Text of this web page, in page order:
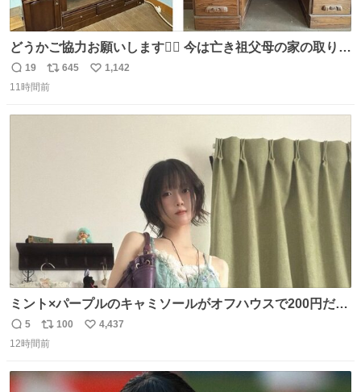
どうかご協力お願いします🙇‍♂️ 今は亡き祖父母の家の取り壊
しが決まり、どうしても処分して欲しくない食器棚と机の
引き取り手を探しております この2つは私の祖母が当初一
返
信
19
リ
ポ
645
い
1,142
11時間前
ミント×パープルのキャミソールがオフハウスで200円だっ
た♩
返
信
5
リ
ポ
ト
100
い
数
4,437
12時間前